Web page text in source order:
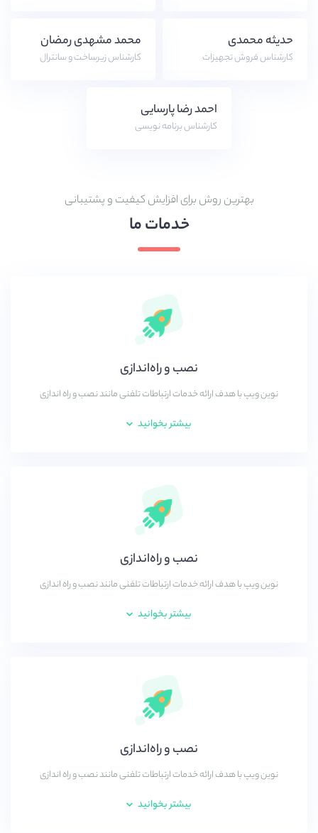
حدیثه محمدی
کارشناس فروش تجهیزات
محمد مشهدی رمضان
کارشناس زیرساخت و سانترال
احمد رضا پارسایی
کارشناس برنامه نویسی
بهترین روش برای افزایش کیفیت و پشتیبانی
خدمات ما
نصب و راه‌اندازی
نوین ویپ با هدف ارائه خدمات ارتباطات تلفنی مانند نصب و راه اندازی
بیشتر بخوانید
نصب و راه‌اندازی
نوین ویپ با هدف ارائه خدمات ارتباطات تلفنی مانند نصب و راه اندازی
بیشتر بخوانید
نصب و راه‌اندازی
نوین ویپ با هدف ارائه خدمات ارتباطات تلفنی مانند نصب و راه اندازی
بیشتر بخوانید